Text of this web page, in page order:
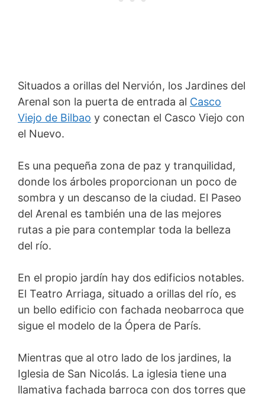
Situados a orillas del Nervión, los Jardines del
Arenal son la puerta de entrada al Casco
Viejo de Bilbao y conectan el Casco Viejo con
el Nuevo.
Es una pequeña zona de paz y tranquilidad,
donde los árboles proporcionan un poco de
sombra y un descanso de la ciudad. El Paseo
del Arenal es también una de las mejores
rutas a pie para contemplar toda la belleza
del río.
En el propio jardín hay dos edificios notables.
El Teatro Arriaga, situado a orillas del río, es
un bello edificio con fachada neobarroca que
sigue el modelo de la Ópera de París.
Mientras que al otro lado de los jardines, la
Iglesia de San Nicolás. La iglesia tiene una
llamativa fachada barroca con dos torres que